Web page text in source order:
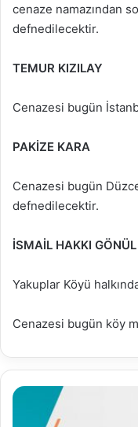
cenaze namazından
defnedilecektir.
TEMUR KIZILAY
Cenazesi bugün
PAKİZE KARA
Cenazesi bugün
defnedilecektir.
İSMAİL HAKKI GÖNÜL
Yakuplar Köyü
Cenazesi bugün köy
10.05.2022